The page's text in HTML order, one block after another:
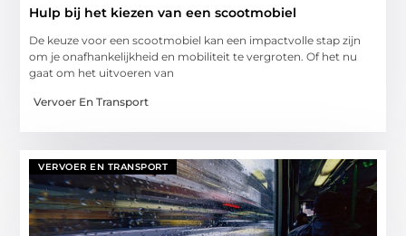
Hulp bij het kiezen van een scootmobiel
De keuze voor een scootmobiel kan een impactvolle stap zijn
om je onafhankelijkheid en mobiliteit te vergroten. Of het nu
gaat om het uitvoeren van
Vervoer En Transport
VERVOER EN TRANSPORT